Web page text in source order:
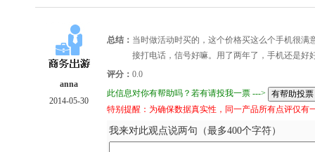
anna
2014-05-30
总结： 当时做活动时买的，这个价格买这么个手机很满
接打电话，信号好嘛。用了两年了，手机还是好
评分： 0.0
此信息对你有帮助吗？若有请投我一票 --->
特别提醒：为确保数据真实性，同一产品所有点评仅有
我来对此观点说两句（最多400个字符）